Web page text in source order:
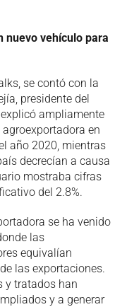
nuevo vehículo para
se contó con la
presidente del
ampliamente
en
año 2020, mientras
decrecían a causa
mostraba cifras
del 2.8%.
se ha venido
las
equivalían
las exportaciones.
y tratados han
y a generar